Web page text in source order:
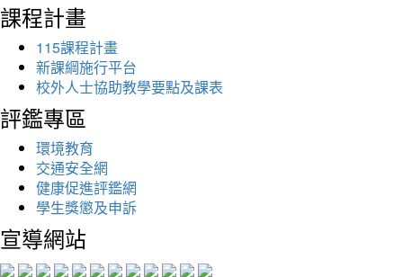
課程計畫
115課程計畫
新課綱施行平台
校外人士協助教學要點及課表
評鑑專區
環境教育
交通安全網
健康促進評鑑網
學生獎懲及申訴
宣導網站